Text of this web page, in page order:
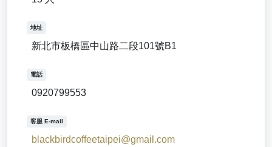
地址
新北市板橋區中山路二段101號B1
電話
0920799553
客服 E-mail
blackbirdcoffeetaipei@gmail.com